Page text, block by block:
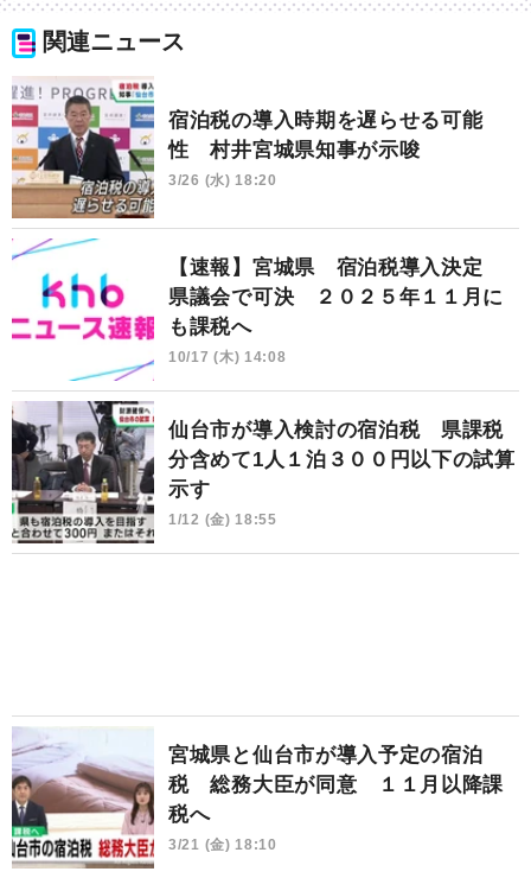
関連ニュース
宿泊税の導入時期を遅らせる可能
性 村井宮城県知事が示唆
3/26 (水) 18:20
【速報】宮城県 宿泊税導入決定
県議会で可決 ２０２５年１１月に
も課税へ
10/17 (木) 14:08
仙台市が導入検討の宿泊税 県課税
分含めて1人１泊３００円以下の試算
示す
1/12 (金) 18:55
宮城県と仙台市が導入予定の宿泊
税 総務大臣が同意 １１月以降課
税へ
3/21 (金) 18:10